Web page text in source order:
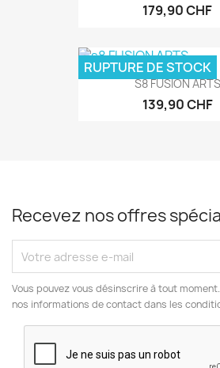
179,90 CHF
S8 FUSION ARTS
139,90 CHF
RUPTURE DE STOCK
Recevez nos offres
Vous pouvez vous désinscrire à tout
nos informations de contact dans les